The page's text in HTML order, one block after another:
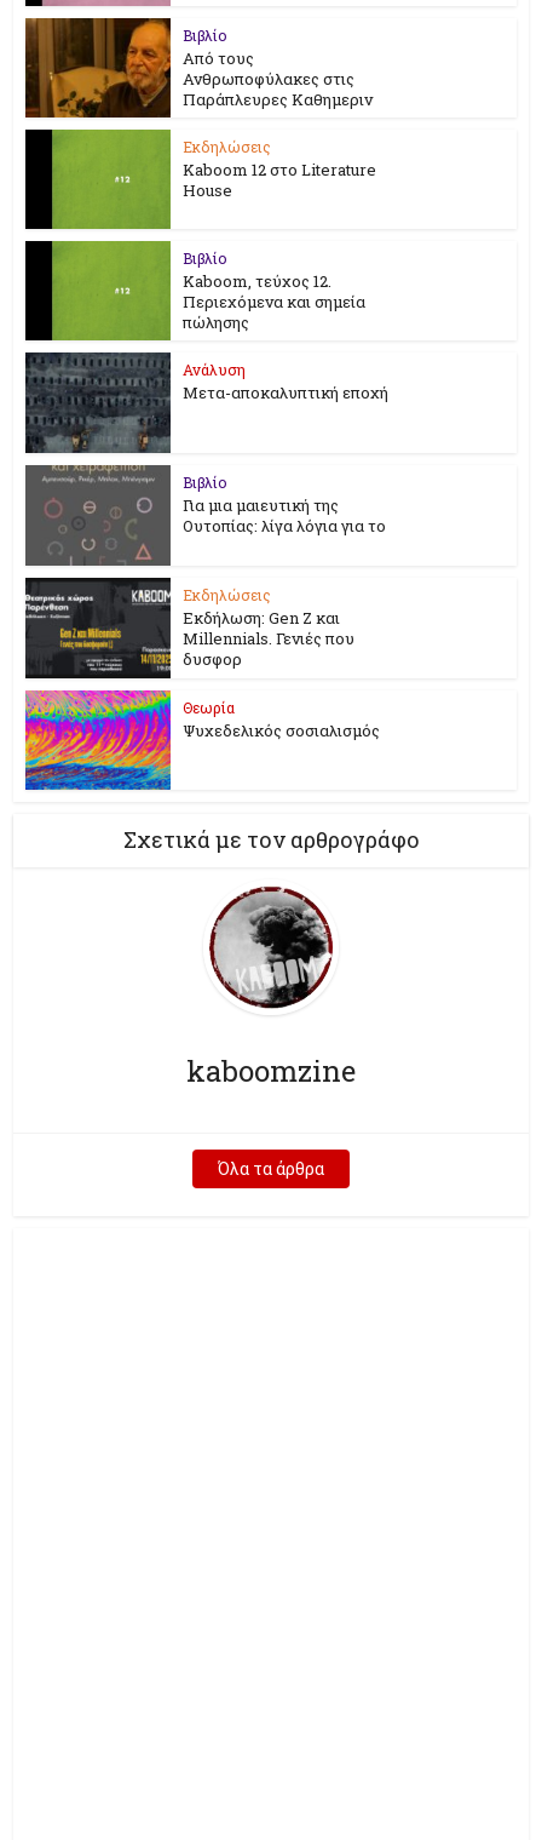
Βιβλίο
Από τους
Ανθρωποφύλακες στις
Παράπλευρες Καθημεριν
Εκδηλώσεις
Kaboom 12 στο Literature
House
Βιβλίο
Kaboom, τεύχος 12.
Περιεχόμενα και σημεία
πώλησης
Ανάλυση
Μετα-αποκαλυπτική εποχή
Βιβλίο
Για μια μαιευτική της
Ουτοπίας: λίγα λόγια για το
Εκδηλώσεις
Εκδήλωση: Gen Z και
Millennials. Γενιές που
δυσφορ
Θεωρία
Ψυχεδελικός σοσιαλισμός
Σχετικά με τον αρθρογράφο
kaboomzine
Όλα τα άρθρα